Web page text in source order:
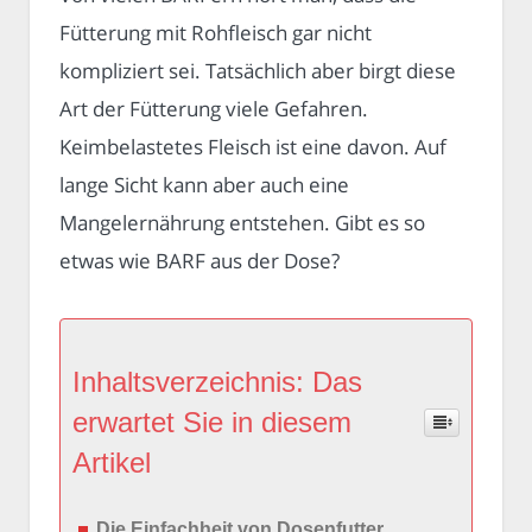
Fütterung mit Rohfleisch gar nicht
kompliziert sei. Tatsächlich aber birgt diese
Art der Fütterung viele Gefahren.
Keimbelastetes Fleisch ist eine davon. Auf
lange Sicht kann aber auch eine
Mangelernährung entstehen. Gibt es so
etwas wie BARF aus der Dose?
Inhaltsverzeichnis: Das
erwartet Sie in diesem
Artikel